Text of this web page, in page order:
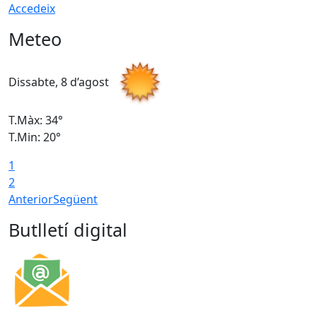
Accedeix
Meteo
Dissabte, 8 d’agost
T.Màx: 34°
T.Min: 20°
1
2
AnteriorSegüent
Butlletí digital